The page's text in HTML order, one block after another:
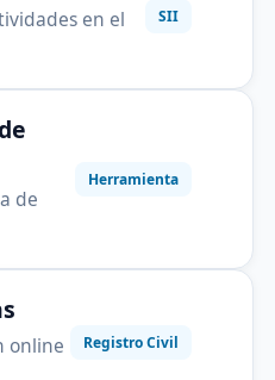
en el
SII
de
Herramienta
online
Registro Civil